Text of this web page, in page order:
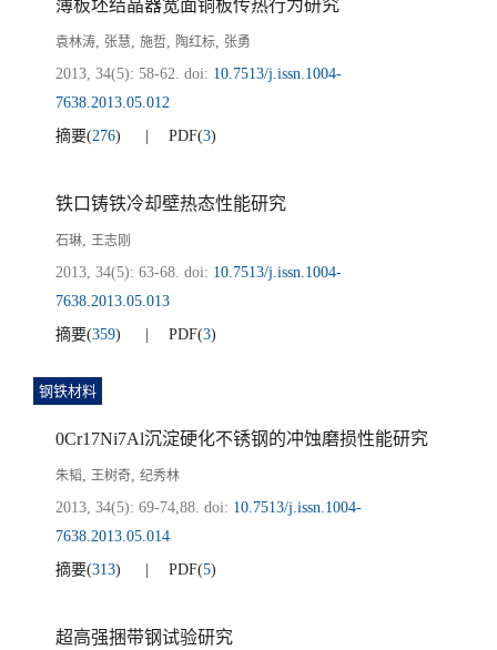
薄板坯结晶器宽面铜板传热行为研究
袁林涛, 张慧, 施哲, 陶红标, 张勇
2013, 34(5): 58-62. doi: 10.7513/j.issn.1004-
7638.2013.05.012
摘要(276) PDF(3)
铁口铸铁冷却壁热态性能研究
石琳, 王志刚
2013, 34(5): 63-68. doi: 10.7513/j.issn.1004-
7638.2013.05.013
摘要(359) PDF(3)
钢铁材料
0Cr17Ni7Al沉淀硬化不锈钢的冲蚀磨损性能研究
朱韬, 王树奇, 纪秀林
2013, 34(5): 69-74,88. doi: 10.7513/j.issn.1004-
7638.2013.05.014
摘要(313) PDF(5)
超高强捆带钢试验研究